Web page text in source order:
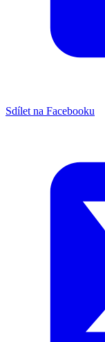
Sdílet na Facebooku